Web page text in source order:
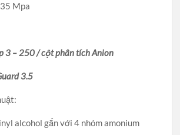
Mpa
3 – 250 / cột phân tích Anion
3.5
alcohol gắn với 4 nhóm amonium